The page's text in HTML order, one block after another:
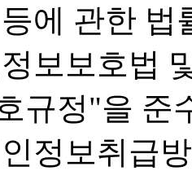
에 관한
보보호법
규정"을 준
정보취급